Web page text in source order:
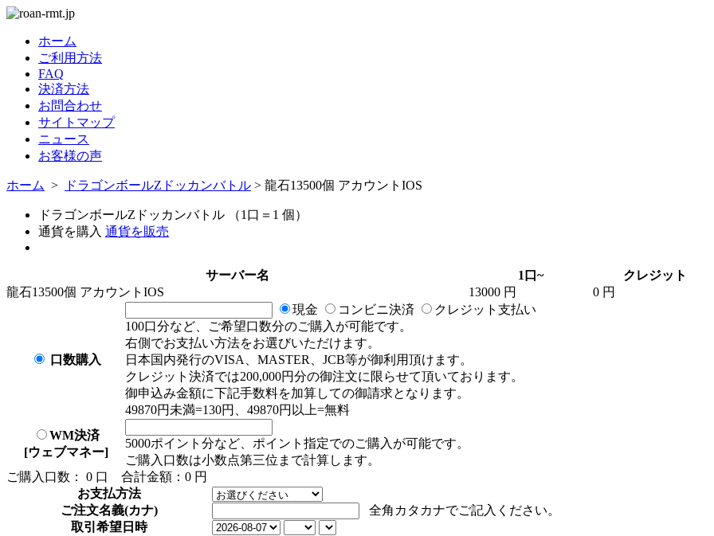
ホーム
ご利用方法
FAQ
決済方法
お問合わせ
サイトマップ
ニュース
お客様の声
ホーム > ドラゴンボールZドッカンバトル > 龍石13500個 アカウントIOS
ドラゴンボールZドッカンバトル （1口＝1 個）
通貨を購入 通貨を販売
サーバー名 1口~ クレジット
龍石13500個 アカウントIOS
13000 円 0 円
口数購入
現金 コンビニ決済
クレジット支払い
100口分など、ご希望口数分のご購入が可能です。
右側でお支払い方法をお選びいただけます。
日本国内発行のVISA、MASTER、JCB等が御利用頂けます。
クレジット決済では200,000円分の御注文に限らせて頂いております。
御申込み金額に下記手数料を加算しての御請求となります。
49870円未満=130円、49870円以上=無料
WM決済
[ウェブマネー]
5000ポイント分など、ポイント指定でのご購入が可能です。
ご購入口数は小数点第三位まで計算します。
ご購入口数： 0 口 合計金額： 0 円
お支払方法
ご注文名義(カナ)
全角カタカナでご記入ください。
取引希望日時